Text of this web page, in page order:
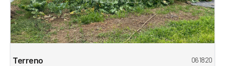
Terreno 061820